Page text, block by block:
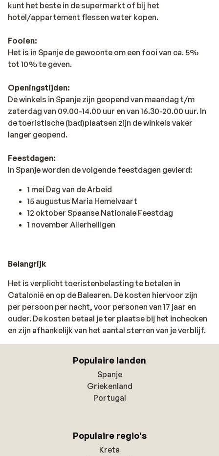
kunt het beste in de supermarkt of bij het
hotel/appartement flessen water kopen.
Fooien:
Het is in Spanje de gewoonte om een fooi van ca. 5%
tot 10% te geven.
Openingstijden:
De winkels in Spanje zijn geopend van maandag t/m
zaterdag van 09.00-14.00 uur en van 16.30-20.00 uur. In
de toeristische (bad)plaatsen zijn de winkels vaker
langer geopend.
Feestdagen:
In Spanje worden de volgende feestdagen gevierd:
1 mei Dag van de Arbeid
15 augustus Maria Hemelvaart
12 oktober Spaanse Nationale Feestdag
1 november Allerheiligen
Belangrijk
Het is verplicht toeristenbelasting te betalen in
Catalonië en op de Balearen. De kosten hiervoor zijn
per persoon per nacht, voor personen van 17 jaar en
ouder. De kosten betaal je ter plaatse bij het inchecken
en zijn afhankelijk van het aantal sterren van je verblijf.
Populaire landen
Spanje
Griekenland
Portugal
Populaire regio's
Kreta